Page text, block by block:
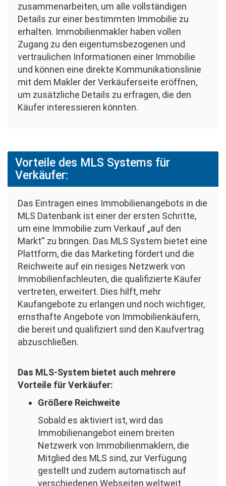
zusammenarbeiten, um alle vollständigen
Details zur einer bestimmten Immobilie zu
erhalten. Immobilienmakler haben vollen
Zugang zu den eigentumsbezogenen und
vertraulichen Informationen einer Immobilie
und können eine direkte Kommunikationslinie
mit dem Makler der Verkäuferseite eröffnen,
um zusätzliche Details zu erfragen, die den
Käufer interessieren könnten.
Vorteile des MLS Systems für
Verkäufer:
Das Eintragen eines Immobilienangebots in die
MLS Datenbank ist einer der ersten Schritte,
um eine Immobilie zum Verkauf „auf den
Markt“ zu bringen. Das MLS System bietet eine
Plattform, die das Marketing fördert und die
Reichweite auf ein riesiges Netzwerk von
Immobilienfachleuten, die qualifizierte Käufer
vertreten, erweitert. Dies hilft, mehr
Kaufangebote zu erlangen und noch wichtiger,
ernsthafte Angebote von Immobilienkäufern,
die bereit und qualifiziert sind den Kaufvertrag
abzuschließen.
Das MLS-System bietet auch mehrere
Vorteile für Verkäufer:
Größere Reichweite
Sobald es aktiviert ist, wird das
Immobilienangebot einem breiten
Netzwerk von Immobilienmaklern, die
Mitglied des MLS sind, zur Verfügung
gestellt und zudem automatisch auf
verschiedenen Webseiten weltweit